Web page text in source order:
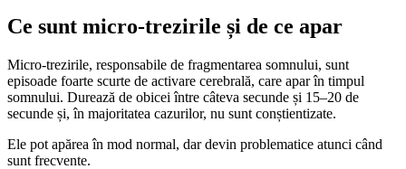
Ce sunt micro-trezirile și de ce apar
Micro-trezirile, responsabile de fragmentarea somnului, sunt
episoade foarte scurte de activare cerebrală, care apar în timpul
somnului. Durează de obicei între câteva secunde și 15–20 de
secunde și, în majoritatea cazurilor, nu sunt conștientizate.
Ele pot apărea în mod normal, dar devin problematice atunci când
sunt frecvente.